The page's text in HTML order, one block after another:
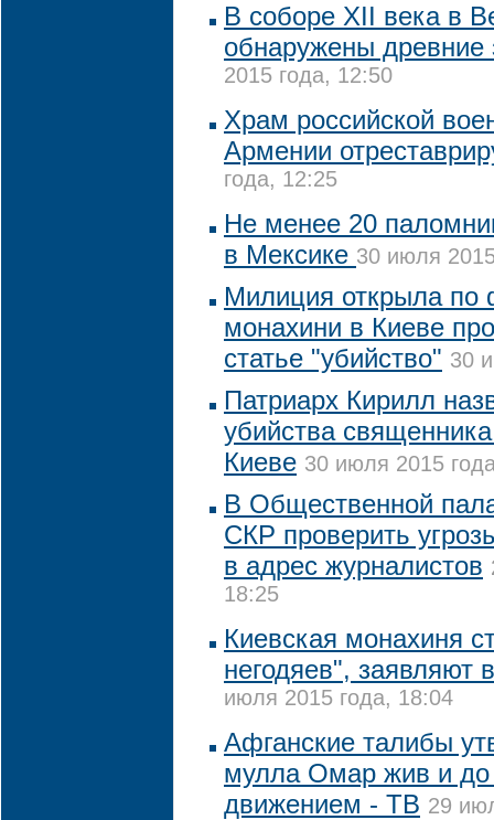
В соборе XII века в
обнаружены древние
2015 года, 12:50
Храм российской
Армении
года, 12:25
Не менее 20
в Мексике 30 июля
Милиция открыла по
монахини в Киеве
статье "убийство" 30
Патриарх Кирилл
убийства
Киеве 30 июля 2015
В Общественной
СКР проверить
в адрес журналистов
18:25
Киевская монахиня
негодяев", заявляют
июля 2015 года, 18:04
Афганские талибы
мулла Омар жив и до
движением - ТВ 29